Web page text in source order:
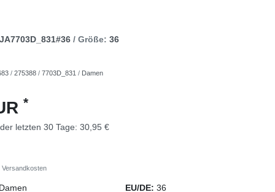
JA7703D_831#36 / Größe: 36
/ 275388 / 7703D_831 / Damen
*
letzten 30 Tage: 30,95 €
Versandkosten
EU/DE: 36